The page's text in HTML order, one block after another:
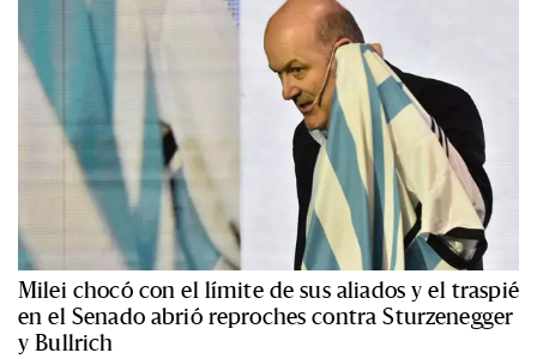
Milei chocó con el límite de sus aliados y el traspié
en el Senado abrió reproches contra Sturzenegger
y Bullrich